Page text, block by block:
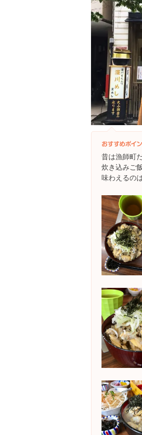
昔は漁師町
炊き込みご
味わえるの